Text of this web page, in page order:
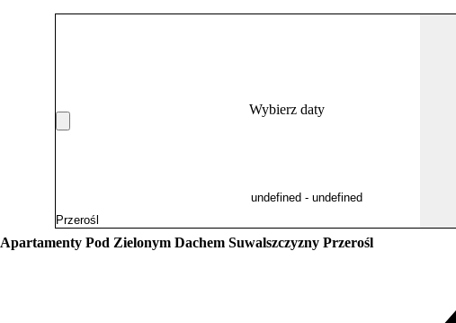
Wybierz daty
Apartamenty Pod Zielonym Dachem Suwalszczyzny Przerośl